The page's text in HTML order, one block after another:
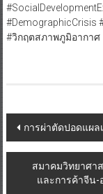
#DemographicCrisis
#วิกฤตสภาพภูมิอากาศ
Post
navigation
การผ่าตัดปอดแผล
สมาคมวิทยาศา
และการค้าจีน-